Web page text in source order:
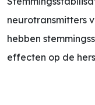
neurotransmitters
hebben
effecten op de